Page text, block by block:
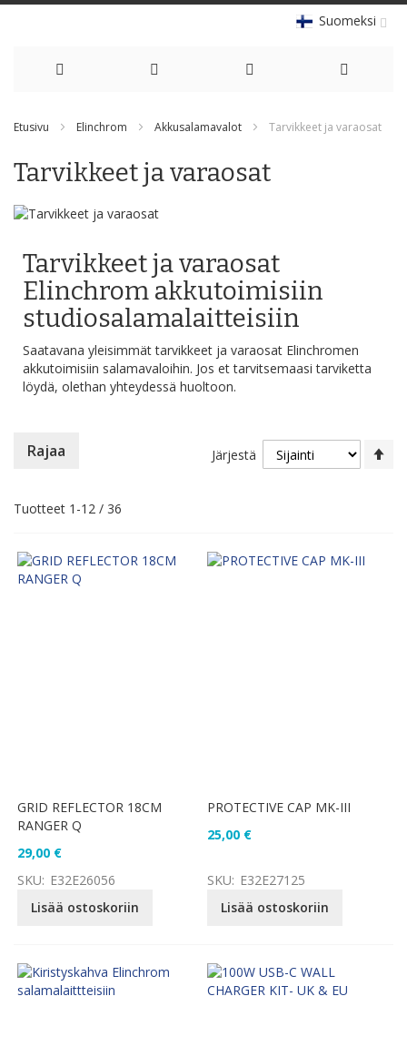
Suomeksi
Content
Etusivu Elinchrom Akkusalamavalot Tarvikkeet ja varaosat
Tarvikkeet ja varaosat
Tarvikkeet ja varaosat
Elinchrom akkutoimisiin
studiosalamalaitteisiin
Saatavana yleisimmät tarvikkeet ja varaosat Elinchromen
akkutoimisiin salamavaloihin. Jos et tarvitsemaasi tarviketta
löydä, olethan yhteydessä huoltoon.
Tuotteet 1 -12 / 36
Järjestä
GRID REFLECTOR 18CM
RANGER Q
29,00 €
SKU: E32E26056
Lisää ostoskoriin
PROTECTIVE CAP MK-III
25,00 €
SKU: E32E27125
Lisää ostoskoriin
Rajaa